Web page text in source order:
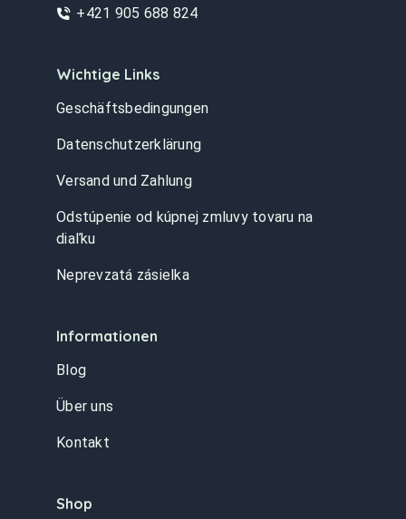
+421 905 688 824
Wichtige Links
Geschäftsbedingungen
Datenschutzerklärung
Versand und Zahlung
Odstúpenie od kúpnej zmluvy tovaru na
diaľku
Neprevzatá zásielka
Informationen
Blog
Über uns
Kontakt
Shop